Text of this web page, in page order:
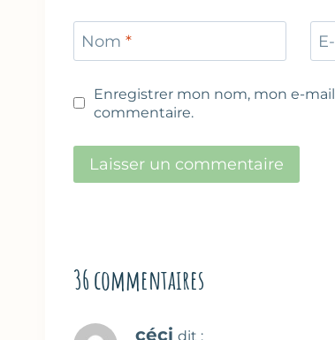
Nom *
Enregistrer mon nom, mon e-
commentaire.
36 commentaires
céci dit :